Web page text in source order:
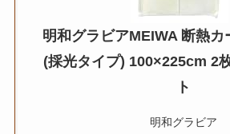
明和グラビアMEIWA 断熱カ
(採光タイプ) 100×225cm 2
ト
明和グラビア